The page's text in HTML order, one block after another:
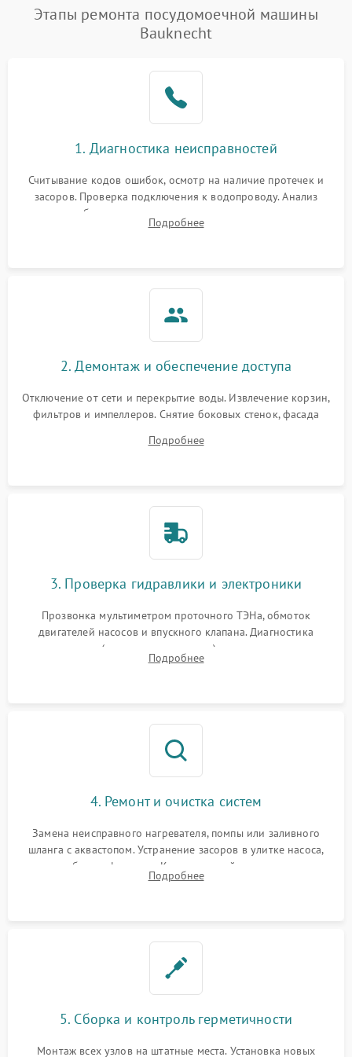
Проблемы с набором
воды
1800 ₽ Подробнее →
1700 ₽
циркуляционным насосом
2100 ₽ Подробнее →
Этапы ремонта посудомоечной машины
Bauknecht
1. Диагностика неисправностей
Считывание кодов ошибок, осмотр на наличие протечек и
засоров. Проверка подключения к водопроводу. Анализ
жалоб на отсутствие слива, нагрева, вращения
разбрызгивателей или срабатывание системы защиты
Подробнее
2. Демонтаж и обеспечение доступа
Отключение от сети и перекрытие воды. Извлечение корзин,
фильтров и импеллеров. Снятие боковых стенок, фасада
циркуляционному насосу, ТЭНу и сливной помпе.
Подробнее
3. Проверка гидравлики и электроники
Прозвонка мультиметром проточного ТЭНа, обмоток
двигателей насосов и впускного клапана. Диагностика
прессостата (датчика уровня воды), датчика мутности,
концевика дверцы и электронного модуля управления.
Подробнее
4. Ремонт и очистка систем
Замена неисправного нагревателя, помпы или заливного
шланга с аквастопом. Устранение засоров в улитке насоса,
патрубках и фильтрах. Компонентный ремонт платы
управления, восстановление поврежденной проводки.
Подробнее
5. Сборка и контроль герметичности
Монтаж всех узлов на штатные места. Установка новых